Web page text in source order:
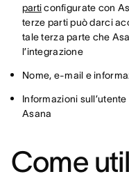
particonfigurate con
terze parti può darci
tale terza parte che
l’integrazione
Nome, e-mail e
Informazioni
Asana
Come